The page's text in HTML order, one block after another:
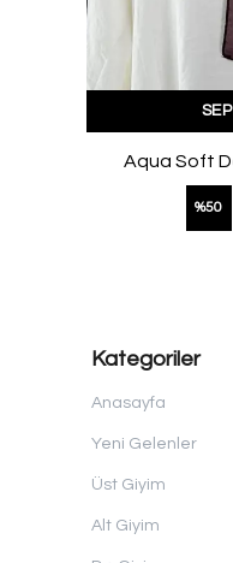
Aqua Soft
%50
Kategoriler
Anasayfa
Yeni Gelenler
Üst Giyim
Alt Giyim